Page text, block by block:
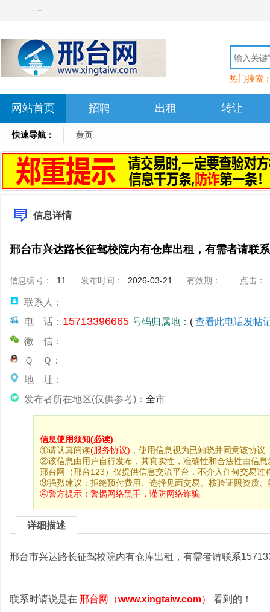
热门搜索
网站首页 招聘 出租 转让
快速导航： 黄页
信息详情
邢台市兴达路长征驾校院内有仓库出租，有需者请联
信息编号： 11 发布时间： 2026-03-21 有效期： 点击：
联系人：
电 话： 15713396665 号码归属地： ( 查看此电话发帖
微 信：
Ｑ Ｑ：
地 址：
发布者所在地区(仅供参考)： 全市
信息使用须知(必读)
①请认真阅读(服务协议) ，使用信息视为已知晓并同意该协议
②该信息由用户自行发布，其真实性，准确性和合法性由信息
邢台网（邢台123）仅提供信息交流平台，不介入任何交易过
③强烈建议：拒绝预付费用、选择见面交易、核验证照资质、
④警方提示： 警惕网络黑手，谨防网络诈骗
详细描述
邢台市兴达路长征驾校院内有仓库出租，有需者请联系
联系时请说是在 邢台网（www.xingtaiw.com） 看到的！